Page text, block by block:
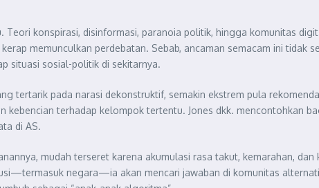
konspirasi, disinformasi, paranoia politik, hingga komunitas
memunculkan perdebatan. Sebab, ancaman semacam ini tidak
situasi sosial-politik di sekitarnya.
tertarik pada narasi dekonstruktif, semakin ekstrem pula
terhadap kelompok tertentu. Jones dkk. mencontohkan
di AS.
mudah terseret karena akumulasi rasa takut, kemarahan, dan
negara—ia akan mencari jawaban di komunitas